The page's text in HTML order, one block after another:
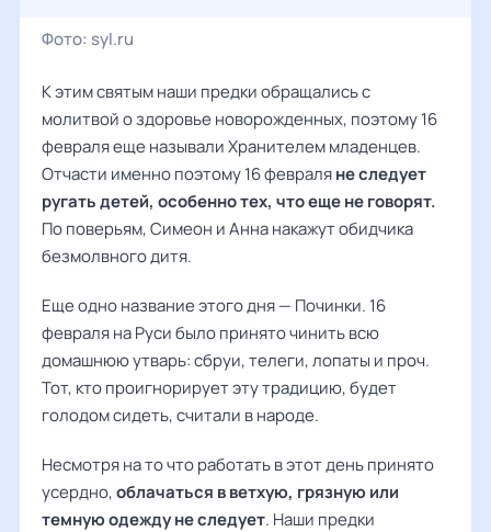
Фото: syl.ru
К этим святым наши предкиобращались с
молитвой о здоровье новорожденных, поэтому 16
февраля еще называли Хранителем младенцев.
Отчасти именно поэтому 16 февраляне следует
ругать детей, особенно тех, что еще не говорят.
По поверьям, Симеон и Анна накажут обидчика
безмолвного дитя.
Еще одно название этого дня — Починки. 16
февраля на Руси было принято чинить всю
домашнюю утварь: сбруи, телеги, лопаты и проч.
Тот, кто проигнорирует эту традицию, будет
голодом сидеть, считали в народе.
Несмотря на то что работать в этот день принято
усердно,облачаться в ветхую, грязную или
темную одежду не следует. Наши предки